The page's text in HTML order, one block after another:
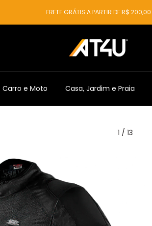
FRETE GRÁTIS A PARTIR DE R$ 200,00
Carro e Moto Casa, Jardim e Praia
1 / 13